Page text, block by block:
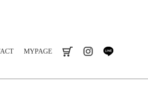
MYPAGE instagram